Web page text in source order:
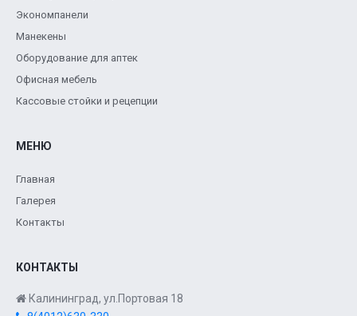
Экономпанели
Манекены
Оборудование для аптек
Офисная мебель
Кассовые стойки и рецепции
МЕНЮ
Главная
Галерея
Контакты
КОНТАКТЫ
Калининград, ул.Портовая 18